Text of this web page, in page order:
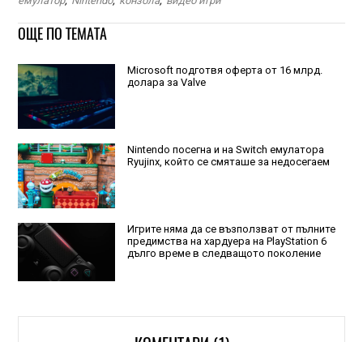
ОЩЕ ПО ТЕМАТА
Microsoft подготвя оферта от 16 млрд.
долара за Valve
Nintendo посегна и на Switch емулатора
Ryujinx, който се смяташе за недосегаем
Игрите няма да се възползват от пълните
предимства на хардуера на PlayStation 6
дълго време в следващото поколение